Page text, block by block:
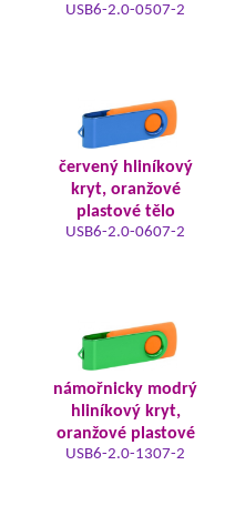
USB6-2.0-0507-2
červený hliníkový
kryt, oranžové
plastové tělo
USB6-2.0-0607-2
námořnicky modrý
hliníkový kryt,
oranžové plastové
USB6-2.0-1307-2